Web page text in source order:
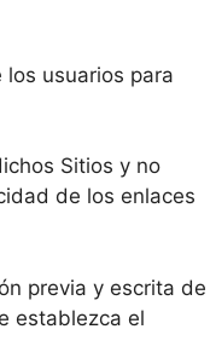
usuarios para
Sitios y no
de los enlaces
previa y escrita de
establezca el